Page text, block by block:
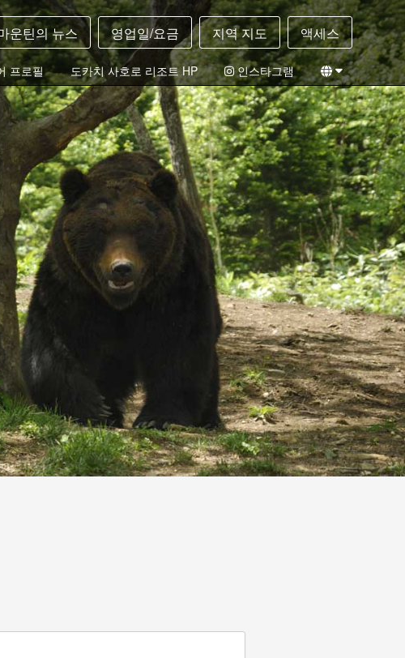
운틴의 뉴스 영업일/요금 지역 지도 액세스
프로필 도카치 사호로 리조트 HP
인스타그램
일본어
영어